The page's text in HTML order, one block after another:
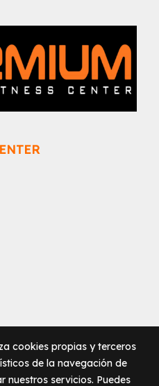
cookies propias y terceros
de la navegación de
nuestros servicios. Puedes